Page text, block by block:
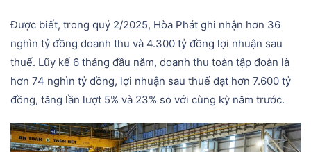
Được biết, trong quý 2/2025, Hòa Phát ghi nhận hơn 36
nghìn tỷ đồng doanh thu và 4.300 tỷ đồng lợi nhuận sau
thuế. Lũy kế 6 tháng đầu năm, doanh thu toàn tập đoàn là
hơn 74 nghìn tỷ đồng, lợi nhuận sau thuế đạt hơn 7.600 tỷ
đồng, tăng lần lượt 5% và 23% so với cùng kỳ năm trước.